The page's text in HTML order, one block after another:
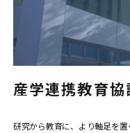
産学連携教育協
研究から教育に、より軸足を